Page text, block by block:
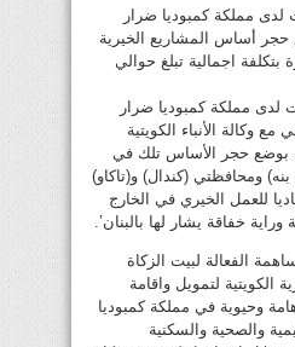
مملكة كمبوديا ضرار
حجر أساس المشاريع الخيرية
بتكلفة اجمالية تبلغ حوالي
لدى مملكة كمبوديا ضرار
وكالة الأنباء الكويتية
بوضع حجر الأساس تلك في
بنه) ومحافظتي (كندال) و(تاكاو)
للعمل الخيري في الخارج
خفاقة يشار لها بالبنان’.
الفعالة لبيت الزكاة
الكويتية لتمويل واقامة
وحيوية في مملكة كمبوديا
والصحية والسكنية